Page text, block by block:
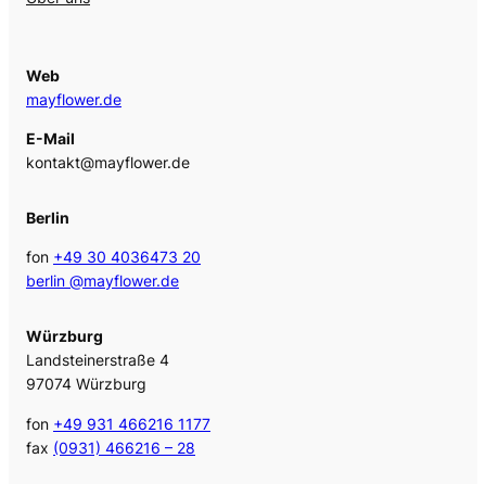
Web
mayflower.de
E-Mail
kontakt@mayflower.de
Berlin
fon +49 30 4036473 20
berlin @mayflower.de
Würzburg
Landsteinerstraße 4
97074 Würzburg
fon +49 931 466216 1177
fax (0931) 466216 – 28